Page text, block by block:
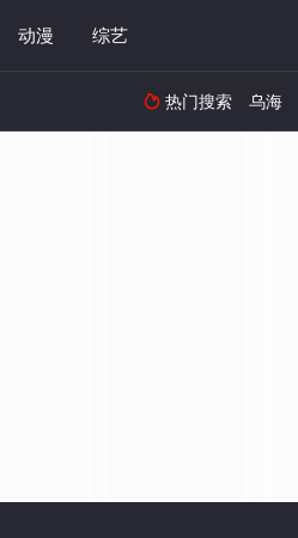
动漫 综艺
 热门搜索 乌海